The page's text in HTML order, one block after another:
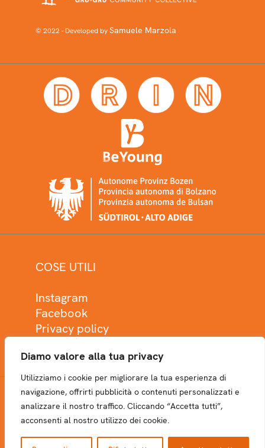
Diamo valore alla tua privacy
Utilizziamo i cookie per migliorare la tua esperienza di
navigazione, offrirti pubblicità o contenuti personalizzati e
analizzare il nostro traffico. Cliccando “Accetta tutti”,
acconsenti al nostro utilizzo dei cookie.
© 2022 - Developed bySamuele Marzola
COSE UTILI
Instagram
Facebook
Privacy policy
NEWSLETTER